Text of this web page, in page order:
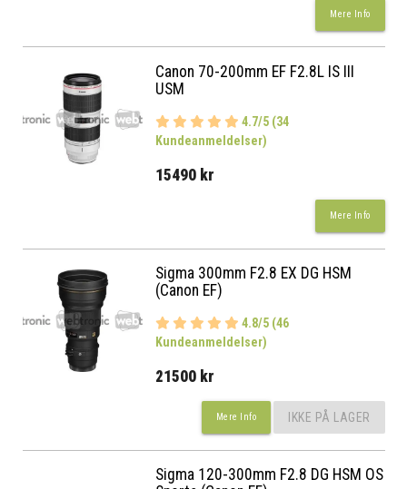
Mere Info
Canon 70-200mm EF F2.8L IS III
USM
4.7/5 (34
Kundeanmeldelser)
15490 kr
Mere Info
Sigma 300mm F2.8 EX DG HSM
(Canon EF)
4.8/5 (46
Kundeanmeldelser)
21500 kr
Mere Info IKKE PÅ LAGER
Sigma 120-300mm F2.8 DG HSM OS